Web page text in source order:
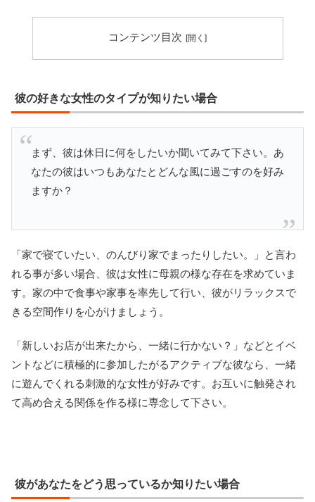
コンテンツ目次
彼の好きな女性のタイプが知りたい場合
まず、彼は休日に何をしたいか聞いてみて下さい。あ
なたの彼はいつもあなたとどんな風に過ごすのを好み
ますか？
「家で寝ていたい、のんびり家でまったりしたい。」と言わ
れる事が多い場合、彼は女性に母親の様な存在を求めていま
す。家の中で食事や家事を率先して行い、彼がリラックスで
きる空間作りを心がけましょう。
「新しいお店が出来たから、一緒に行かない？」などとイベ
ントなどに積極的に参加したがるアクティブな彼なら、一緒
に遊んでくれる刺激的な女性が好みです。お互いに触発され
て高め合える関係を作る様に専念して下さい。
彼があなたをどう思っているか知りたい場合